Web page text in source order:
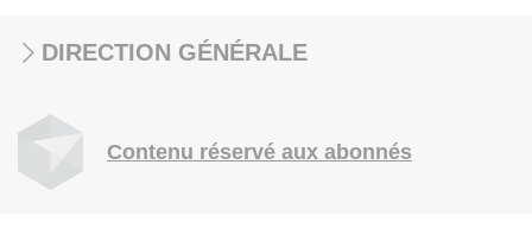
DIRECTION GÉNÉRALE
Contenu réservé aux abonnés